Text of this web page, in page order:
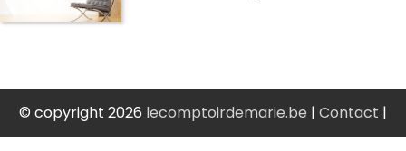
© copyright 2026 lecomptoirdemarie.be | Contact |